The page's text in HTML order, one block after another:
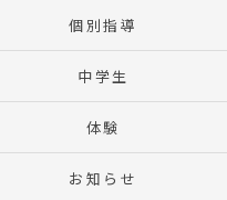
個別指導
中学生
体験
お知らせ